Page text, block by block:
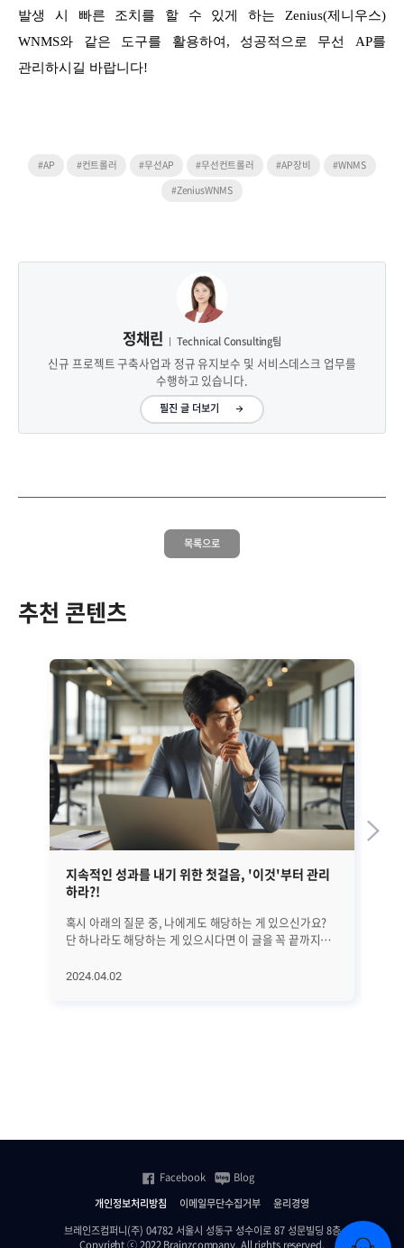
발생 시 빠른 조치를 할 수 있게 하는 Zenius(제니우스)
WNMS와 같은 도구를 활용하여, 성공적으로 무선 AP를
관리하시길 바랍니다!
#AP #컨트롤러 #무선AP #무선컨트롤러 #AP장비
#WNMS
#ZeniusWNMS
정채린 Technical Consulting팀
신규 프로젝트 구축사업과 정규 유지보수 및 서비스데스크 업무를
수행하고 있습니다.
필진 글 더보기
목록으로
추천 콘텐츠
지속적인 성과를 내기 위한 첫걸음, '이것'부터 관리
하라?!
혹시 아래의 질문 중, 나에게도 해당하는 게 있으신가요?
단 하나라도 해당하는 게 있으시다면 이 글을 꼭 끝까지
의학적으로 밝혀낸 '지속적으로 성과를 만드는 방법'에
'행동'에 영향을 미치는 요인들은 무엇이 있을까요? 위
것은 바로 '생각'입니다. 이 글을 읽고 있다가도 '좀 별로인
것 같은데...' 하는 생각이 들면 바로 그만 읽는 행동을 하게
되는 것처럼. 그리고 그런 생각에 깊이 연관되어 큰 영향을
주는 것은 '느낌'입니다. 운동을 예로 들어보면, 건강한 몸
2024.04.02
등
상
개인정보처리방침 이메일무단수집거부
윤리경영
브레인즈컴퍼니(주) 04782 서울시 성동구 성수이로 87 성문빌딩 8층
Copyright ⓒ 2022 Brainzcompany. All rights reserved.
Facebook Blog